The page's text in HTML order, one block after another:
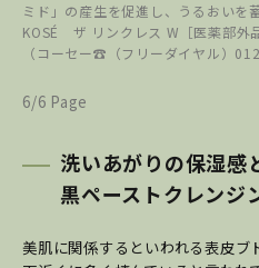
ミド」の産生を促進し、うるおいを
KOSÉ ザ リンクレス W［医薬部外
（コーセー☎（フリーダイヤル）
6/6 Page
洗いあがりの保湿感
黒ペーストクレンジ
美肌に関係するといわれる表皮ブ